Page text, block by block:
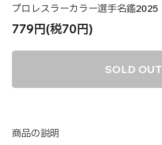
プロレスラーカラー選手名鑑2025
779円(税70円)
SOLD OUT
商品の説明